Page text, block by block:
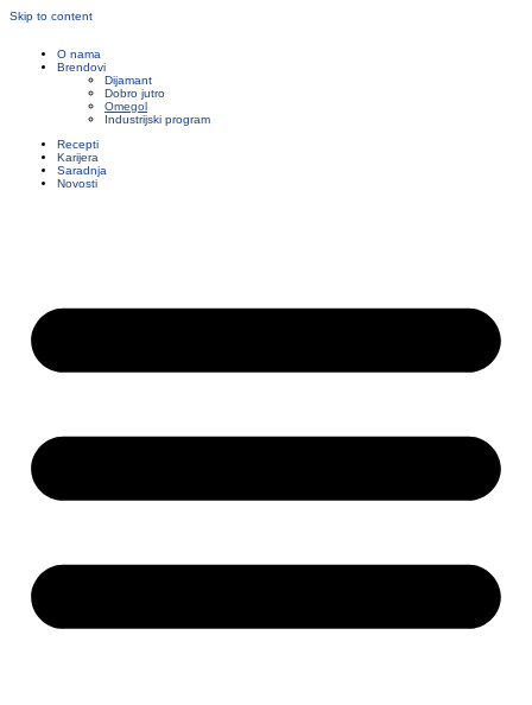
Skip to content
O nama
Brendovi
Dijamant
Dobro jutro
Omegol
Industrijski program
Recepti
Karijera
Saradnja
Novosti